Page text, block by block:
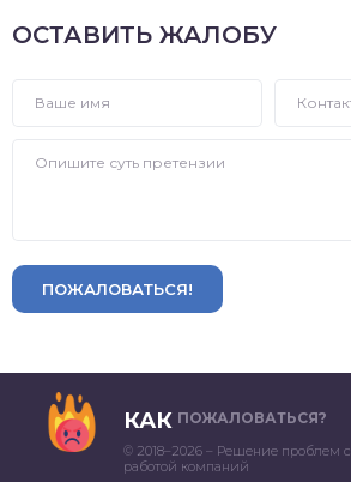
ОСТАВИТЬ ЖАЛОБУ
ПОЖАЛОВАТЬСЯ!
КАК ПОЖАЛОВАТЬСЯ?
© 2018–2026 – Решение проблем с
работой компаний